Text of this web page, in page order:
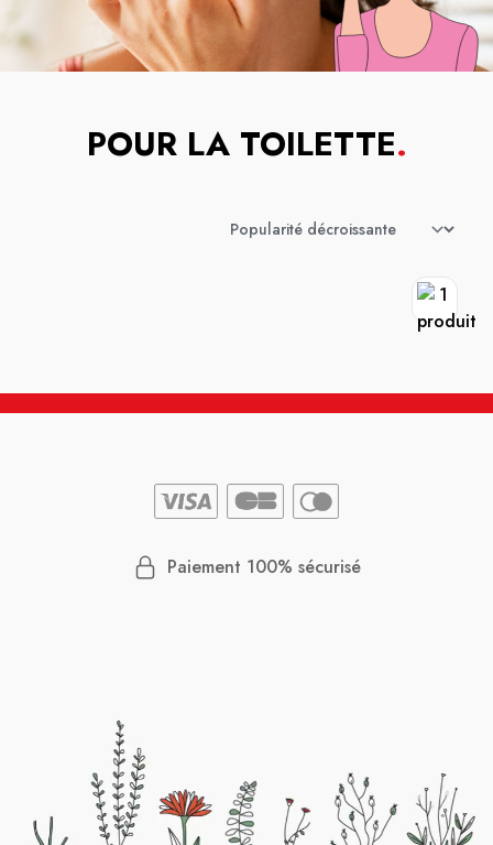
POUR LA TOILETTE.
Paiement 100% sécurisé